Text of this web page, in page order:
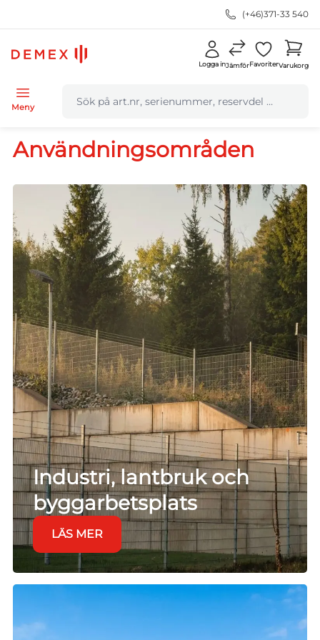
(+46)371-33 540
Logga inJämförFavoriterVarukorg
Meny
Användningsområden
Industri, lantbruk och
byggarbetsplats
LÄS MER